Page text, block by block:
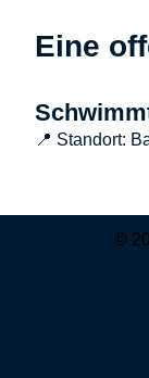
Eine
📍 Standort:
©